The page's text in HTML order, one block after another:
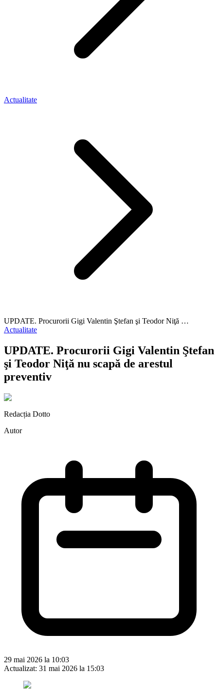
Actualitate
UPDATE. Procurorii Gigi Valentin Ştefan şi Teodor Niţă …
Actualitate
UPDATE. Procurorii Gigi Valentin Ştefan
şi Teodor Niţă nu scapă de arestul
preventiv
Redacția Dotto
Autor
29 mai 2026 la 10:03
Actualizat: 31 mai 2026 la 15:03